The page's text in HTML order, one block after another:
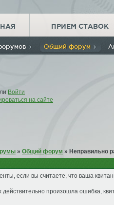
ПРИЕМ СТАВОК
Общий форум
Войти
на сайте
» Общий форум » Неправильно
если вы считаете, что ваша
действительно произошла ошибка,